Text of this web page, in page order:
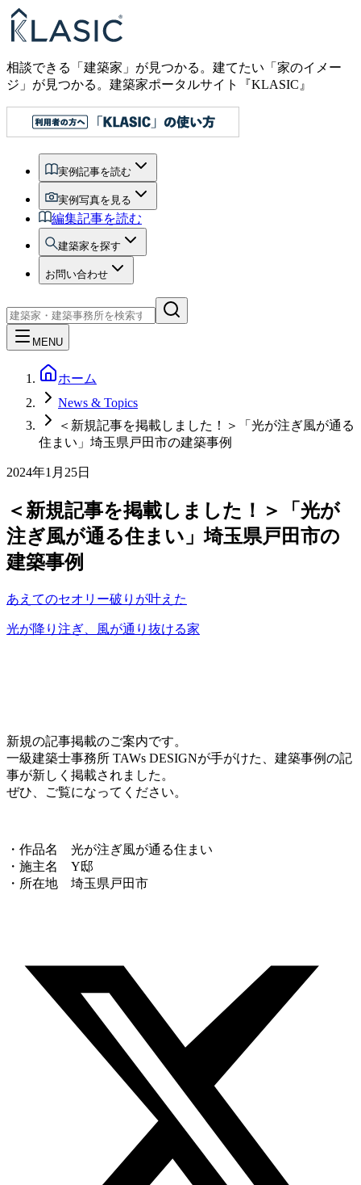
相談できる「建築家」が見つかる。建てたい「家のイメー
ジ」が見つかる。 建築家ポータルサイト『KLASIC』
実例記事を読む
実例写真を見る
編集記事を読む
建築家を探す
お問い合わせ
MENU
ホーム
News & Topics
＜新規記事を掲載しました！＞「光が注ぎ風が通る
住まい」埼玉県戸田市の建築事例
2024年1月25日
＜新規記事を掲載しました！＞「光が
注ぎ風が通る住まい」埼玉県戸田市の
建築事例
あえてのセオリー破りが叶えた
光が降り注ぎ、風が通り抜ける家
新規の記事掲載のご案内です。
一級建築士事務所 TAWs DESIGNが手がけた、建築事例の記
事が新しく掲載されました。
ぜひ、ご覧になってください。
・作品名 光が注ぎ風が通る住まい
・施主名 Y邸
・所在地 埼玉県戸田市